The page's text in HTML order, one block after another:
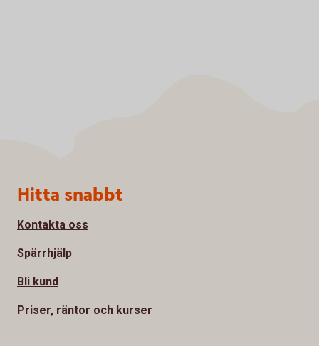
Sidfot
Hitta snabbt
Kontakta oss
Spärrhjälp
Bli kund
Priser, räntor och kurser